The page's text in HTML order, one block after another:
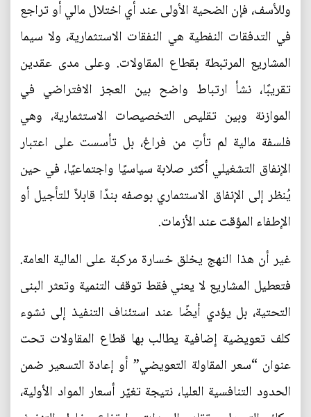
وللأسف، فإن الضحية الأولى عند أي اختلال مالي أو تراجع
في التدفقات النفطية هي النفقات الاستثمارية، ولا سيما
المشاريع المرتبطة بقطاع المقاولات. وعلى مدى عقدين
تقريبًا، نشأ ارتباط واضح بين العجز الافتراضي في
الموازنة وبين تقليص التخصيصات الاستثمارية، وهي
فلسفة مالية لم تأتِ من فراغ، بل تأسست على اعتبار
الإنفاق التشغيلي أكثر صلابة سياسيًا واجتماعيًا، في حين
يُنظر إلى الإنفاق الاستثماري بوصفه بندًا قابلاً للتأجيل أو
الإطفاء المؤقت عند الأزمات.
غير أن هذا النهج يخلق خسارة مركبة على المالية العامة.
فتعطيل المشاريع لا يعني فقط توقف التنمية وتعثر البنى
التحتية، بل يؤدي أيضًا عند استئناف التنفيذ إلى نشوء
كلف تعويضية إضافية يطالب بها قطاع المقاولات تحت
عنوان “سعر المقاولة التعويضي” أو إعادة التسعير ضمن
الحدود التنافسية العليا، نتيجة تغيّر أسعار المواد الأولية،